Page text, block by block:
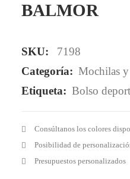
BALMOR
SKU:
7198
Categoría: Mochilas
Etiqueta: Bolso
Consúltanos los colores
Posibilidad de
Presupuestos personalizados